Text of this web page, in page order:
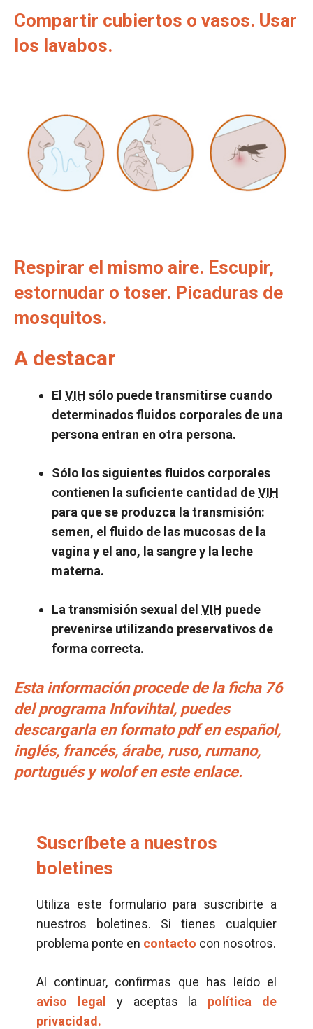
Compartir cubiertos o vasos. Usar
los lavabos.
Respirar el mismo aire. Escupir,
estornudar o toser. Picaduras de
mosquitos.
A destacar
El VIH sólo puede transmitirse cuando
determinados fluidos corporales de una
persona entran en otra persona.
Sólo los siguientes fluidos corporales
contienen la suficiente cantidad deVIH
para que se produzca la transmisión:
semen, el fluido de las mucosas de la
vagina y el ano, la sangre y la leche
materna.
La transmisión sexual del VIH puede
prevenirse utilizando preservativos de
forma correcta.
Esta información procede de la ficha 76
del programa Infovihtal, puedes
descargarla en formato pdf en español,
inglés, francés, árabe, ruso, rumano,
portugués y wolof en este enlace.
Suscríbete a nuestros
boletines
Utiliza este formulario para suscribirte a
nuestros boletines. Si tienes cualquier
problema ponte en contacto con nosotros.
Al continuar, confirmas que has leído el
aviso legal
y aceptas la política de
privacidad.